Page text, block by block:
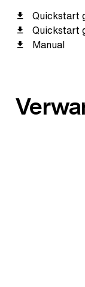
Quickstart
Quickstart
Manual